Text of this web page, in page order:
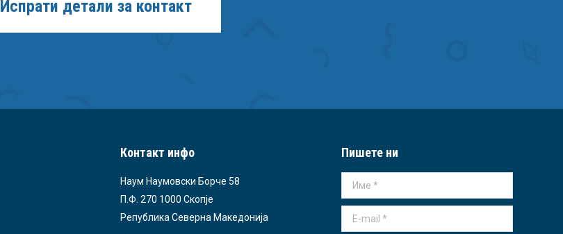
Испрати детали за контакт
Контакт инфо
Наум Наумовски Борче 58
П.Ф. 270 1000 Скопје
Република Северна Македонија
Пишете ни
Име *
E-mail *